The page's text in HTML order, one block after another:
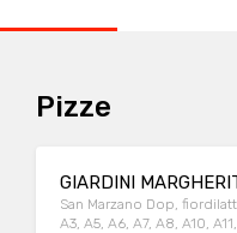
Pizze
GIARDINI
San Marzano Dop,
A3, A5, A6, A7, A8, A10,